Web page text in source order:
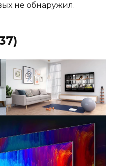
не обнаружил.